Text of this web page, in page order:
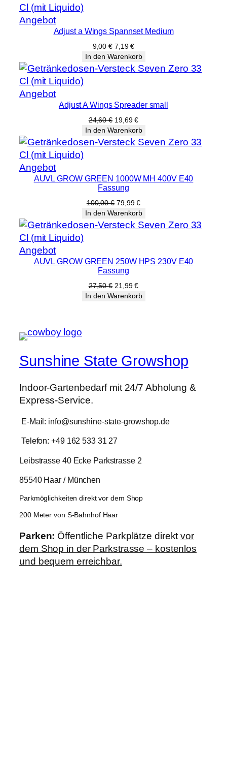
AngebotProdukt
im
Adjust a Wings Spannset Medium
9,00€ Ursprünglicher
Preis
war:
9,00 €
7,19€Aktueller
Preis
ist:
7,19 €.
In den Warenkorb
AngebotProdukt
im
Angebot
Adjust A Wings Spreader small
24,60€ Ursprünglicher
Preis
war:
24,60 €
19,69€Aktueller
Preis
ist:
19,69 €.
In den Warenkorb
AngebotProdukt
im
AUVL GROW GREEN 1000W MH 400V E40
Fassung
100,00€ Ursprünglicher
Preis
war:
100,00 €
79,99€Aktueller
Preis
ist:
79,99 €.
In den Warenkorb
AngebotProdukt
im
AUVL GROW GREEN 250W HPS 230V E40
Fassung
27,50€ Ursprünglicher
Preis
21,99€Aktueller
Preis
In den Warenkorb
Sunshine State Growshop
Indoor-Gartenbedarf mit 24/7 Abholung &
Express-Service.
E-Mail: info@sunshine-state-growshop.de
Telefon: +49 162 533 31 27
Leibstrasse 40 Ecke Parkstrasse 2
85540 Haar / München
Parkmöglichkeiten direkt vor dem Shop
200 Meter von S-Bahnhof Haar
Parken: Öffentliche Parkplätze direktvor
dem Shop in der Parkstrasse – kostenlos
und bequem erreichbar.